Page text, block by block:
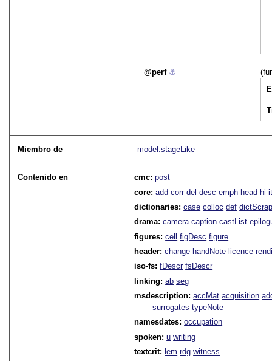
perf ⚓︎
Miembro de model.stageLike
Contenido en cmc:post
core:add corr del desc emph head hi
dictionaries:case colloc def dictScrap
drama:camera caption castList
figures:cell figDesc figure
header:change handNote licence
iso-fs:fDescr fsDescr
linking:ab seg
msdescription:accMat acquisition
surrogates typeNote
namesdates:occupation
spoken:u writing
textcrit: lem rdg witness